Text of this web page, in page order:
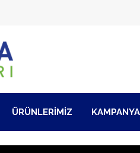
ÜRÜNLERİMİZ